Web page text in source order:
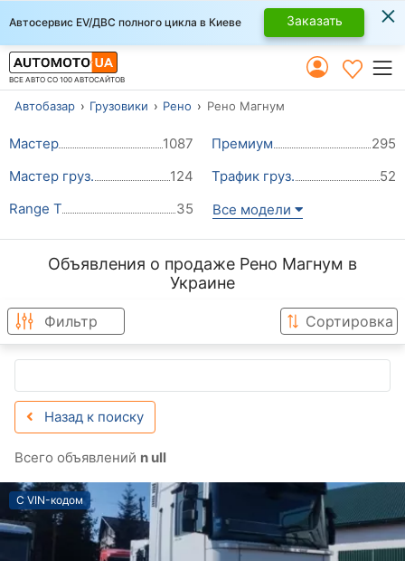
Автосервис EV/ДВС полного цикла в Киеве Заказать ×
ВСЕ АВТО СО 100 АВТОСАЙТОВ
Автобазар Грузовики Рено Рено Магнум
Мастер 1087 Премиум
295
Мастер груз.
124 Трафик груз.
52
Range T
35 Все модели
Объявления о продаже Рено Магнум в
Украине
Фильтр Сортировка
Назад к поиску
Всего объявлений n ull
С VIN-кодом